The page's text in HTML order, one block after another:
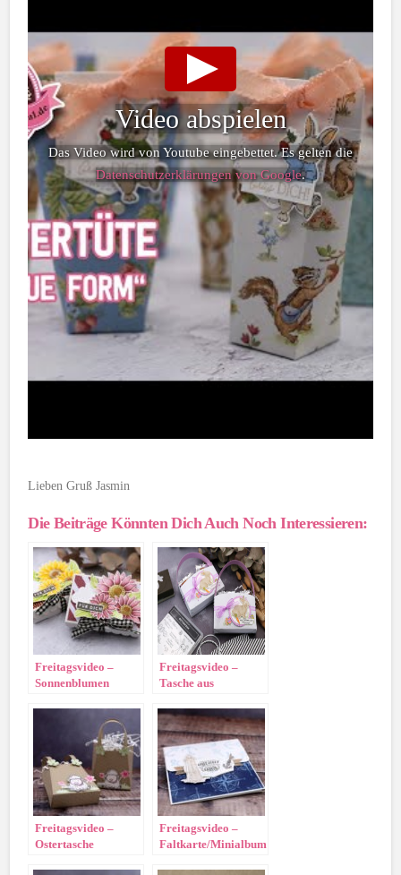
Video abspielen
Das Video wird von Youtube eingebettet. Es gelten die
Datenschutzerklärungen von Google.
Lieben Gruß Jasmin
Die Beiträge Könnten Dich Auch Noch Interessieren:
Freitagsvideo –
Sonnenblumen
Freitagsvideo –
Tasche aus
Freitagsvideo –
Ostertasche
Freitagsvideo –
Faltkarte/Minialbum